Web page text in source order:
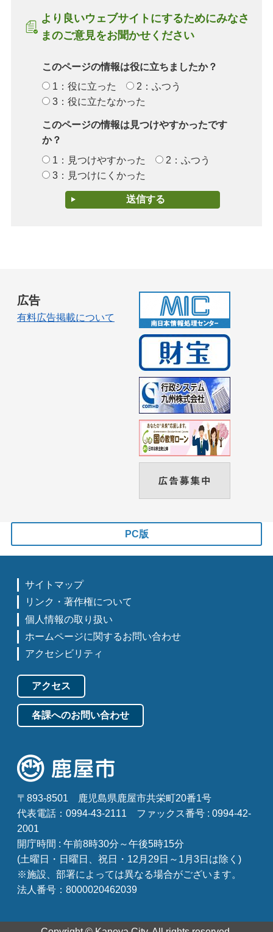
より良いウェブサイトにするためにみなさ
まのご意見をお聞かせください
このページの情報は役に立ちましたか？
1：役に立った
2：ふつう
3：役に立たなかった
このページの情報は見つけやすかったです
か？
1：見つけやすかった
2：ふつう
3：見つけにくかった
広告
有料広告掲載について
PC版
サイトマップ
リンク・著作権について
個人情報の取り扱い
ホームページに関するお問い合わせ
アクセシビリティ
アクセス
各課へのお問い合わせ
〒893-8501
鹿児島県鹿屋市共栄町20番1号
代表電話：0994-43-2111
ファックス番号 : 0994-42-
2001
開庁時間 : 午前8時30分～午後5時15分
(土曜日・日曜日、祝日・12月29日～1月3日は除く)
※施設、部署によっては異なる場合がございます。
法人番号：8000020462039